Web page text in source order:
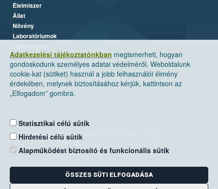
Adatkezelési tájékoztatónkban megismerheti, hogyan
gondoskodunk személyes adatai védelméről. Weboldalunk
cookie-kat (sütiket) használ a jobb felhasználói élmény
érdekében, melynek biztosításához kérjük, kattintson az
„Elfogadom” gombra.
Statisztikai célú sütik
Hirdetési célú sütik
Alapműködést biztosító és funkcionális sütik
ÖSSZES SÜTI ELFOGADÁSA
Élelmiszer
Állat
Növény
Laboratóriumok
Nemzeti Élelmiszerlánc-biztonsági Hivatal
Levelezési cím: 1525 Budapest. Pf. 30.
E-mail:ugyfelszolgalat@nebih.gov.hu